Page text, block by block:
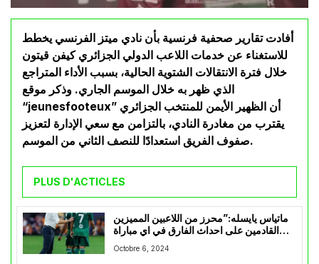
أفادت تقارير صحفية فرنسية بأن نادي ميتز الفرنسي يخطط
للاستغناء عن خدمات اللاعب الدولي الجزائري كيفن قيتون
خلال فترة الانتقالات الشتوية الحالية، بسبب الأداء المتراجع
الذي ظهر به خلال الموسم الجاري. وذكر موقع
“jeunesfooteux” أن الظهير الأيمن للمنتخب الجزائري
يقترب من مغادرة النادي، بالتزامن مع سعي الإدارة لتعزيز
صفوف الفريق استعدادًا للنصف الثاني من الموسم.
PLUS D'ACTICLES
ماتياس يايسله:”محرز من اللاعبين المميزين
القادمين على احداث الفارق في اي مباراة
بلمح البصر “
Octobre 6, 2024